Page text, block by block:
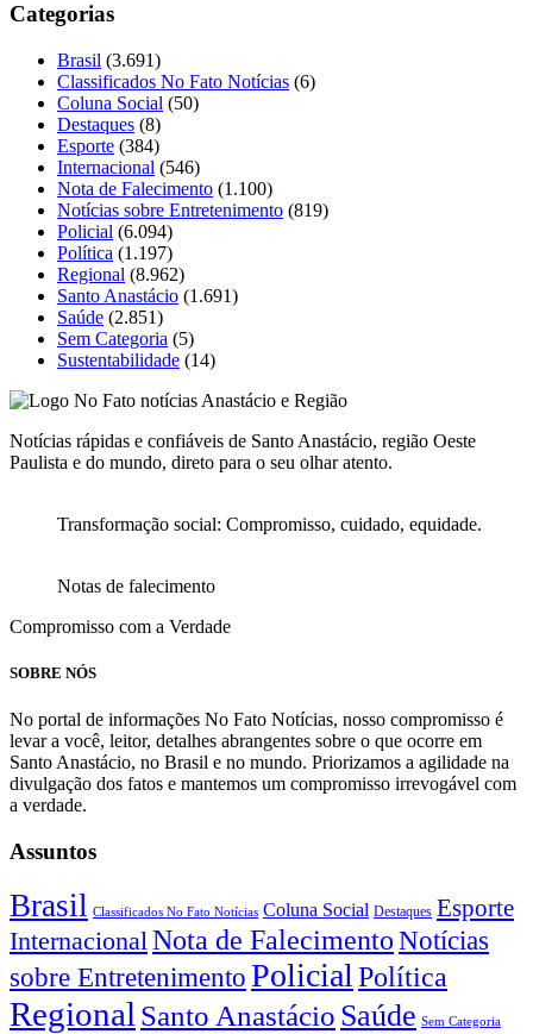
Categorias
Brasil (3.691)
Classificados No Fato Notícias (6)
Coluna Social (50)
Destaques (8)
Esporte (384)
Internacional (546)
Nota de Falecimento (1.100)
Notícias sobre Entretenimento (819)
Policial (6.094)
Política (1.197)
Regional (8.962)
Santo Anastácio (1.691)
Saúde (2.851)
Sem Categoria (5)
Sustentabilidade (14)
Notícias rápidas e confiáveis de Santo Anastácio, região Oeste
Paulista e do mundo, direto para o seu olhar atento.
Transformação social: Compromisso, cuidado, equidade.
Notas de falecimento
Compromisso com a Verdade
SOBRE NÓS
No portal de informações No Fato Notícias, nosso compromisso é
levar a você, leitor, detalhes abrangentes sobre o que ocorre em
Santo Anastácio, no Brasil e no mundo. Priorizamos a agilidade na
divulgação dos fatos e mantemos um compromisso irrevogável com
a verdade.
Assuntos
Brasil Classificados No Fato Notícias Coluna Social Destaques Esporte
Internacional Nota de FalecimentoNotícias
sobre EntretenimentoPolicial Política
Regional Santo Anastácio Saúde Sem Categoria